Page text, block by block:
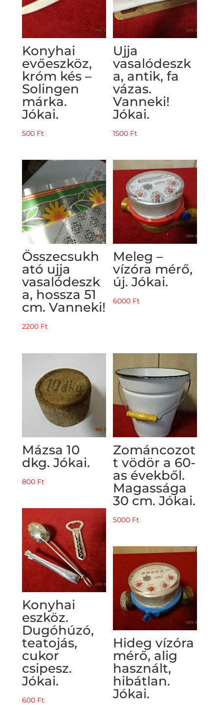
Konyhai
evőeszköz,
króm kés –
Solingen
márka.
Jókai.
500 Ft
Ujja
vasalódeszk
a, antik, fa
vázas.
Vanneki!
Jókai.
1500 Ft
Összecsukh
ató ujja
vasalódeszk
a, hossza 51
cm. Vanneki!
2200 Ft
Meleg –
vízóra mérő,
új. Jókai.
6000 Ft
Mázsa 10
dkg. Jókai.
800 Ft
Zománcozot
t vödör a 60-
as évekből.
Magassága
30 cm. Jókai.
5000 Ft
Konyhai
eszköz.
Dugóhúzó,
teatojás,
cukor
csipesz.
Jókai.
600 Ft
Hideg vízóra
mérő, alig
használt,
hibátlan.
Jókai.